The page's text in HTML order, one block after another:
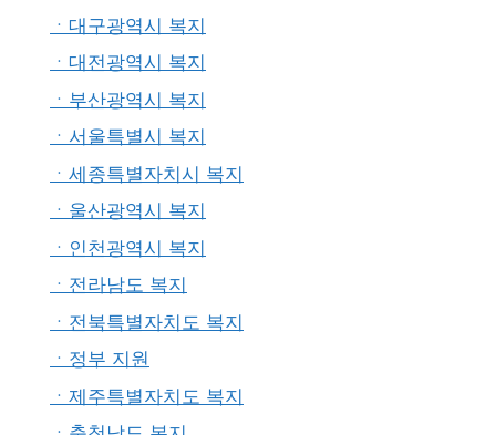
ㆍ대구광역시 복지
ㆍ대전광역시 복지
ㆍ부산광역시 복지
ㆍ서울특별시 복지
ㆍ세종특별자치시 복지
ㆍ울산광역시 복지
ㆍ인천광역시 복지
ㆍ전라남도 복지
ㆍ전북특별자치도 복지
ㆍ정부 지원
ㆍ제주특별자치도 복지